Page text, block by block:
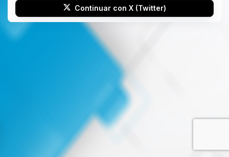
Continuar con X (Twitter)